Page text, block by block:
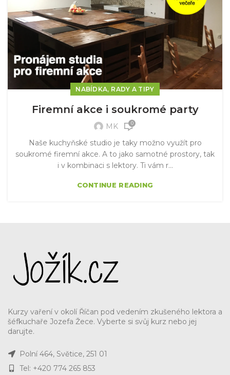
NABÍDKA, RADY A TIPY
Firemní akce i soukromé party
MK 0
Naše kuchyňské studio je taky možno využít pro
soukromé firemní akce. A to jako samotné prostory, tak
i v kombinaci s lektory. Ti vám r...
CONTINUE READING
Kurzy vaření v okolí Říčan pod vedením zkušeného lektora a
šéfkuchaře Jozefa Žece. Vyberte si svůj kurz nebo jej
darujte.
Polní 464, Světice, 251 01
Tel: +420 774 265 853